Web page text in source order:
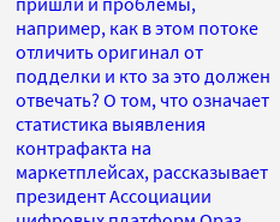
например, как в этом потоке
отличить оригинал от
подделки и кто за это должен
отвечать? О том, что означает
статистика выявления
контрафакта на
маркетплейсах, рассказывает
президент Ассоциации